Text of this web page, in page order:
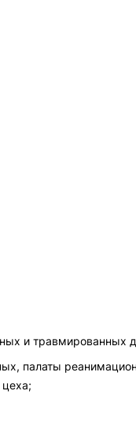
и травмированных
палаты